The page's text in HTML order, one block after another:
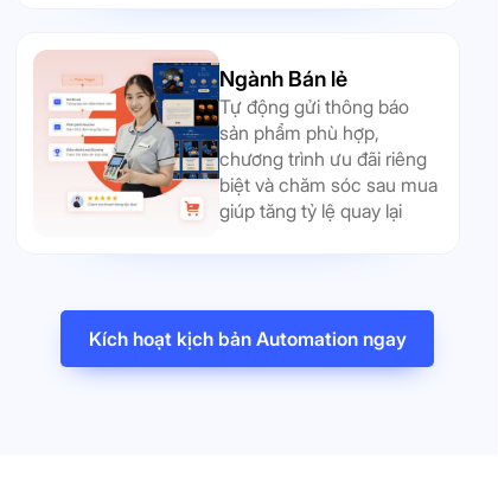
Ngành Bán lẻ
Tự động gửi thông báo
sản phẩm phù hợp,
chương trình ưu đãi riêng
biệt và chăm sóc sau mua
giúp tăng tỷ lệ quay lại
Kích hoạt kịch bản Automation ngay